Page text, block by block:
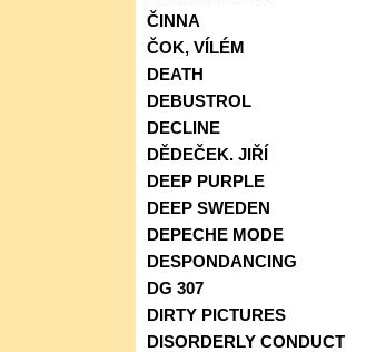
ČINNA
ČOK, VÍLÉM
DEATH
DEBUSTROL
DECLINE
DĚDEČEK. JIŘÍ
DEEP PURPLE
DEEP SWEDEN
DEPECHE MODE
DESPONDANCING
DG 307
DIRTY PICTURES
DISORDERLY CONDUCT